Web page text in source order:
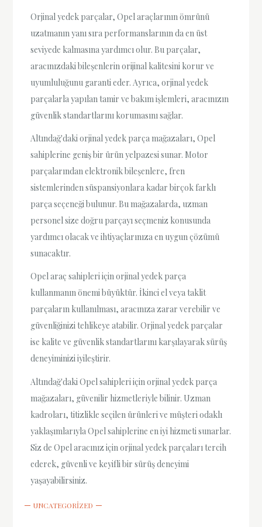
Orjinal yedek parçalar, Opel araçlarının ömrünü
uzatmanın yanı sıra performanslarının da en üst
seviyede kalmasına yardımcı olur. Bu parçalar,
aracınızdaki bileşenlerin orijinal kalitesini korur ve
uyumluluğunu garanti eder. Ayrıca, orjinal yedek
parçalarla yapılan tamir ve bakım işlemleri, aracınızın
güvenlik standartlarını korumasını sağlar.
Altındağ'daki orjinal yedek parça mağazaları, Opel
sahiplerine geniş bir ürün yelpazesi sunar. Motor
parçalarından elektronik bileşenlere, fren
sistemlerinden süspansiyonlara kadar birçok farklı
parça seçeneği bulunur. Bu mağazalarda, uzman
personel size doğru parçayı seçmeniz konusunda
yardımcı olacak ve ihtiyaçlarınıza en uygun çözümü
sunacaktır.
Opel araç sahipleri için orjinal yedek parça
kullanmanın önemi büyüktür. İkinci el veya taklit
parçaların kullanılması, aracınıza zarar verebilir ve
güvenliğinizi tehlikeye atabilir. Orjinal yedek parçalar
ise kalite ve güvenlik standartlarını karşılayarak sürüş
deneyiminizi iyileştirir.
Altındağ'daki Opel sahipleri için orjinal yedek parça
mağazaları, güvenilir hizmetleriyle bilinir. Uzman
kadroları, titizlikle seçilen ürünleri ve müşteri odaklı
yaklaşımlarıyla Opel sahiplerine en iyi hizmeti sunarlar.
Siz de Opel aracınız için orjinal yedek parçaları tercih
ederek, güvenli ve keyifli bir sürüş deneyimi
yaşayabilirsiniz.
UNCATEGORIZED